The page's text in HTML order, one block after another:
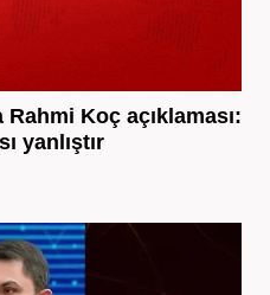
Koç açıklaması:
yanlıştır